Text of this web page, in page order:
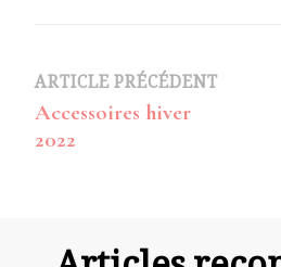
Navigation
d’article
ARTICLE PRÉCÉDENT
Accessoires hiver
2022